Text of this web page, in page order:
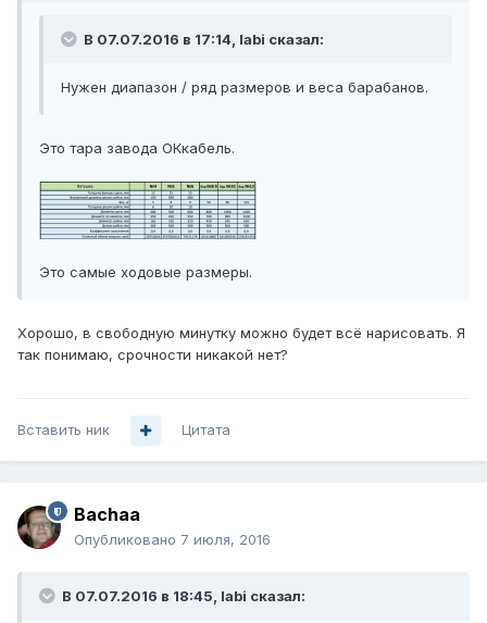
В 07.07.2016 в 17:14, labi сказал:
Нужен диапазон / ряд размеров и веса барабанов.
Это тара завода ОКкабель.
Это самые ходовые размеры.
Хорошо, в свободную минутку можно будет всё нарисовать. Я
так понимаю, срочности никакой нет?
Вставить ник Цитата
Bachaa
Опубликовано 7 июля, 2016
В 07.07.2016 в 18:45, labi сказал: